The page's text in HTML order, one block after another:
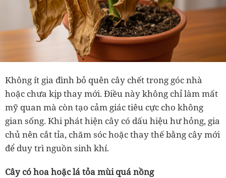
Không ít gia đình bỏ quên cây chết trong góc nhà
hoặc chưa kịp thay mới. Điều này không chỉ làm mất
mỹ quan mà còn tạo cảm giác tiêu cực cho không
gian sống. Khi phát hiện cây có dấu hiệu hư hỏng, gia
chủ nên cắt tỉa, chăm sóc hoặc thay thế bằng cây mới
để duy trì nguồn sinh khí.
Cây có hoa hoặc lá tỏa mùi quá nồng